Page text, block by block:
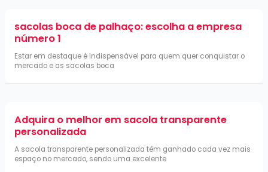
sacolas boca de palhaço: escolha a empresa
número 1
Estar em destaque é indispensável para quem quer conquistar o
mercado e as sacolas boca
Adquira o melhor em sacola transparente
personalizada
A sacola transparente personalizada têm ganhado cada vez mais
espaço no mercado, sendo uma excelente